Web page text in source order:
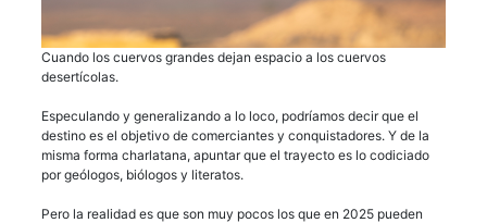
Cuando los cuervos grandes dejan espacio a los cuervos
desertícolas.
Especulando y generalizando a lo loco, podríamos decir que el
destino es el objetivo de comerciantes y conquistadores. Y de la
misma forma charlatana, apuntar que el trayecto es lo codiciado
por geólogos, biólogos y literatos.
Pero la realidad es que son muy pocos los que en 2025 pueden